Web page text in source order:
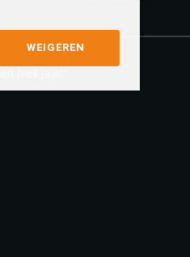
WEIGEREN